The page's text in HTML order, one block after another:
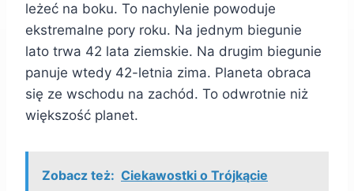
leżeć na boku. To nachylenie powoduje
ekstremalne pory roku. Na jednym biegunie
lato trwa 42 lata ziemskie. Na drugim biegunie
panuje wtedy 42-letnia zima. Planeta obraca
się ze wschodu na zachód. To odwrotnie niż
większość planet.
Zobacz też: Ciekawostki o Trójkącie